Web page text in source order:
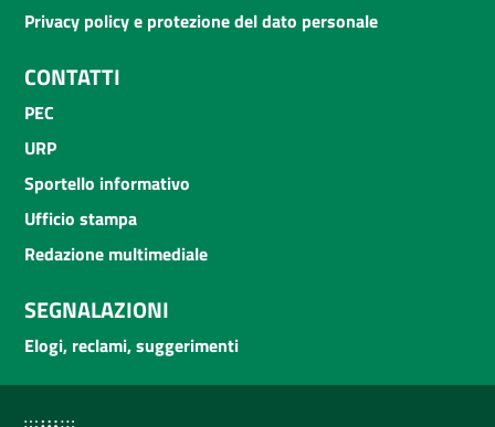
Privacy policy e protezione del dato personale
CONTATTI
PEC
URP
Sportello informativo
Ufficio stampa
Redazione multimediale
SEGNALAZIONI
Elogi, reclami, suggerimenti